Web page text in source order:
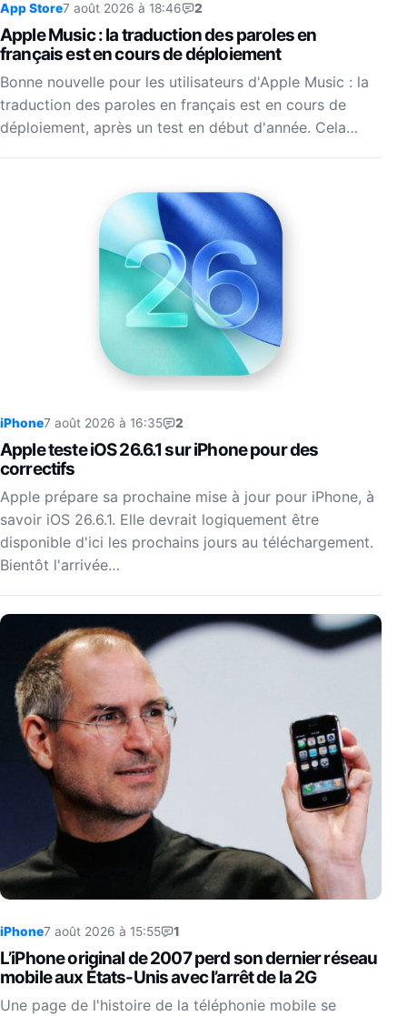
App Store7 août 2026 à 18:46 2
Apple Music : la traduction des paroles en
français est en cours de déploiement
Bonne nouvelle pour les utilisateurs d'Apple Music : la
traduction des paroles en français est en cours de
déploiement, après un test en début d'année. Cela…
iPhone7 août 2026 à 16:35 2
Apple teste iOS 26.6.1 sur iPhone pour des
correctifs
Apple prépare sa prochaine mise à jour pour iPhone, à
savoir iOS 26.6.1. Elle devrait logiquement être
disponible d'ici les prochains jours au téléchargement.
Bientôt l'arrivée…
iPhone7 août 2026 à 15:55 1
L’iPhone original de 2007 perd son dernier réseau
mobile aux États-Unis avec l’arrêt de la 2G
Une page de l'histoire de la téléphonie mobile se